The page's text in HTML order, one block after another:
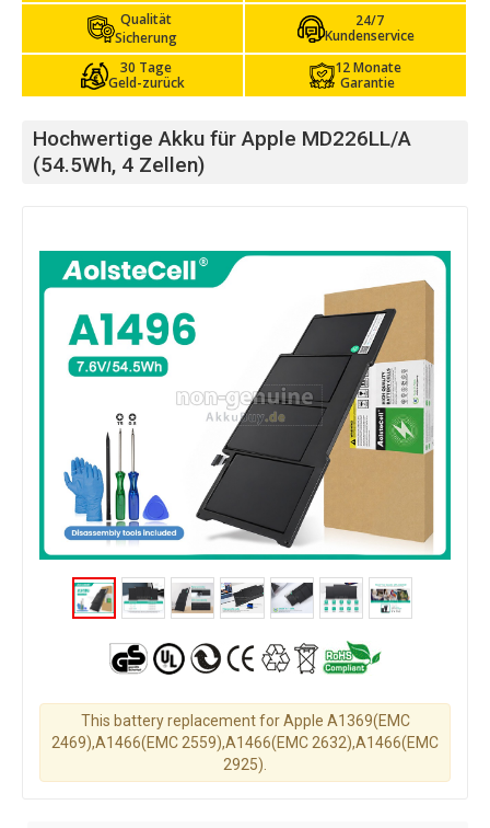
Qualität
Sicherung
24/7
Kundenservice
30 Tage
Geld-zurück
12 Monate
Garantie
Hochwertige Akku für Apple MD226LL/A
(54.5Wh, 4 Zellen)
This battery replacement for Apple A1369(EMC
2469),A1466(EMC 2559),A1466(EMC 2632),A1466(EMC
2925).